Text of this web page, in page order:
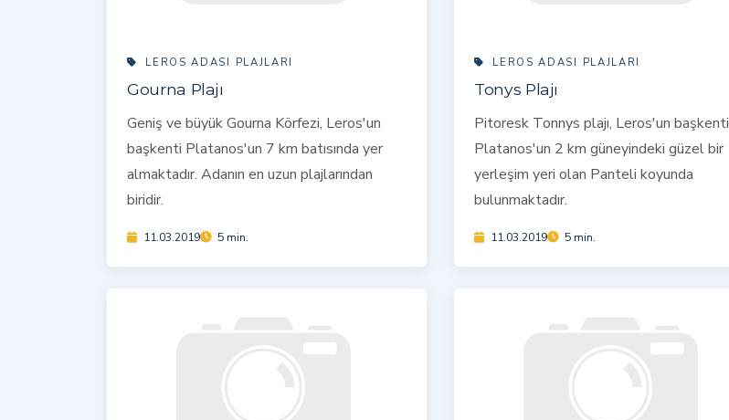
LEROS ADASI PLAJLARI
Gourna Plajı
Geniş ve büyük Gourna Körfezi, Leros'un
başkenti Platanos'un 7 km batısında yer
almaktadır. Adanın en uzun plajlarından
biridir.
11.03.2019 5 min.
LEROS ADASI PLAJLARI
Tonys Plajı
Pitoresk Tonnys plajı, Leros'un başkenti
Platanos'un 2 km güneyindeki güzel bir
yerleşim yeri olan Panteli koyunda
bulunmaktadır.
11.03.2019 5 min.